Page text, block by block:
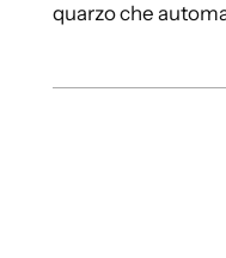
quarzo che